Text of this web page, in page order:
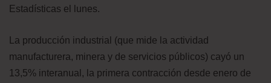
Estadísticas el lunes.
La producción industrial (que mide la actividad
manufacturera, minera y de servicios públicos) cayó un
13,5% interanual, la primera contracción desde enero de